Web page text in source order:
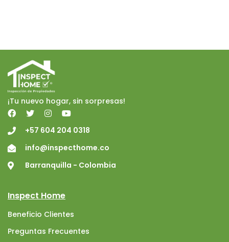
¡Tu nuevo hogar, sin sorpresas!
+57 604 204 0318
info@inspecthome.co
Barranquilla - Colombia
Inspect Home
Beneficio Clientes
Preguntas Frecuentes